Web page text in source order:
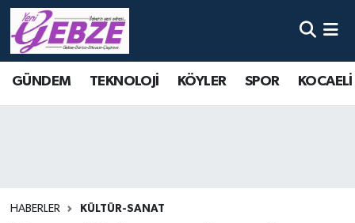
GÜNDEM TEKNOLOJİ KÖYLER SPOR
HABERLER KÜLTÜR-SANAT
Nöbetçi Eczaneler